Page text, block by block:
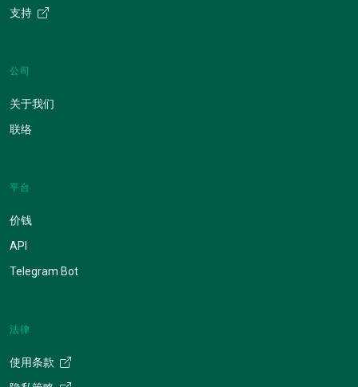
支持
公司
关于我们
联络
平台
价钱
API
Telegram Bot
法律
使用条款